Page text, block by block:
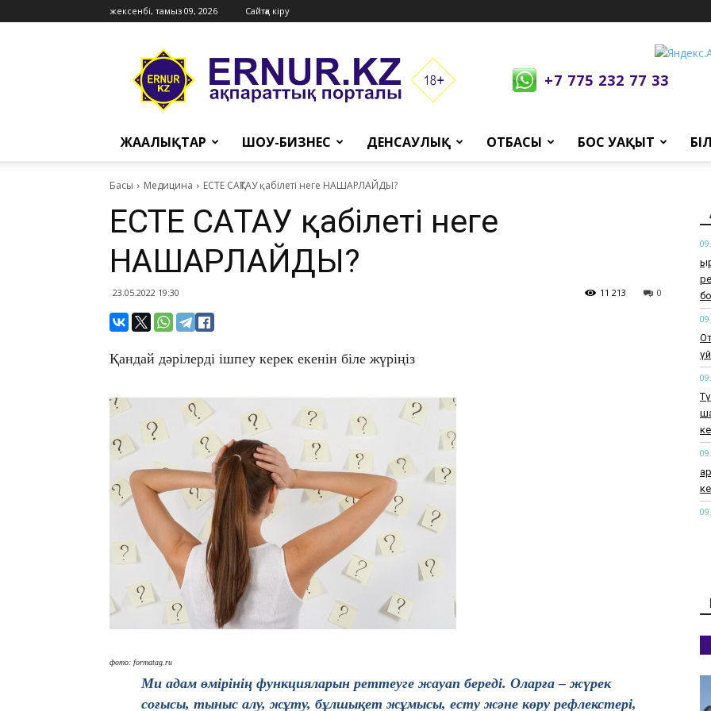
жексенбі, тамыз 09, 2026 Сайтқа кіру
Ernur
Press
+7 775 232 77 33
ЖАҢАЛЫҚТАР ШОУ-БИЗНЕС ДЕНСАУЛЫҚ ОТБАСЫ БОС УАҚЫТ
Басы Медицина ​ЕСТЕ САҚТАУ қабілеті неге НАШАРЛАЙДЫ?
​ЕСТЕ САҚТАУ қабілеті неге
НАШАРЛАЙДЫ?
23.05.2022 19:30 0
11 213
Қандай дәрілерді ішпеу керек екенін біле жүріңіз
фото: formatag.ru
Ми адам өмірінің функцияларын реттеуге жауап береді. Оларға – жүрек
соғысы, тыныс алу, жұту, бұлшықет жұмысы, есту және көру рефлекстері,